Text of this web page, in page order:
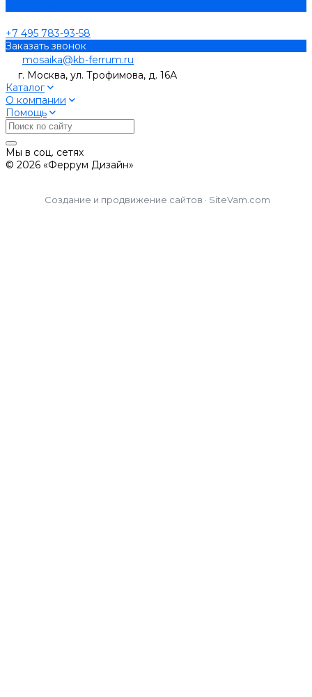
+7 495 783-93-58
Заказать звонок
mosaika@kb-ferrum.ru
г. Москва, ул. Трофимова, д. 16А
Каталог
О компании
Помощь
Мы в соц. сетях
© 2026 «Феррум Дизайн»
Создание и продвижение сайтов · SiteVam.com